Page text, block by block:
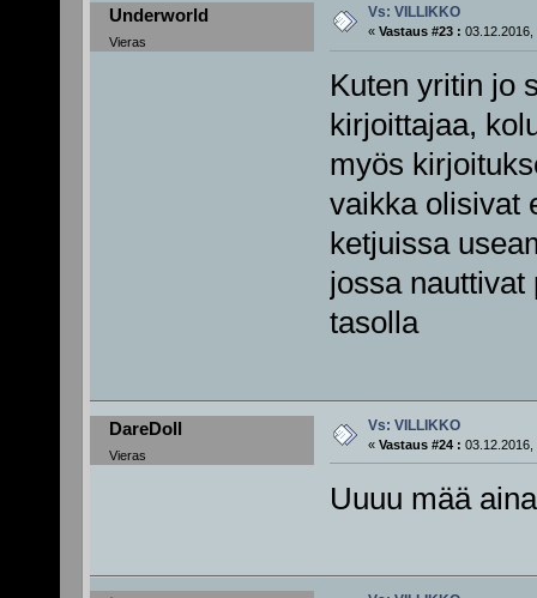
Underworld
Vieras
Vs: VILLIKKO
« Vastaus #23 : 03.12.2016,
Kuten yritin jo
kirjoittajaa,
myös
vaikka olisivat
ketjuissa
jossa nauttivat
tasolla
DareDoll
Vieras
Vs: VILLIKKO
« Vastaus #24 : 03.12.2016,
Uuuu mää